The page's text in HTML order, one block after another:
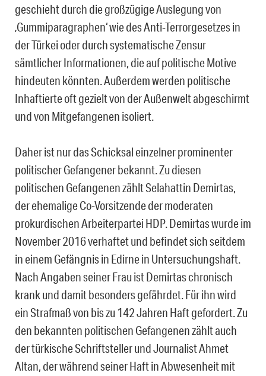
geschieht durch die großzügige Auslegung von
‚Gummiparagraphen‘ wie des Anti-Terrorgesetzes in
der Türkei oder durch systematische Zensur
sämtlicher Informationen, die auf politische Motive
hindeuten könnten. Außerdem werden politische
Inhaftierte oft gezielt von der Außenwelt abgeschirmt
und von Mitgefangenen isoliert.
Daher ist nur das Schicksal einzelner prominenter
politischer Gefangener bekannt. Zu diesen
politischen Gefangenen zählt Selahattin Demirtas,
der ehemalige Co-Vorsitzende der moderaten
prokurdischen Arbeiterpartei HDP. Demirtas wurde im
November 2016 verhaftet und befindet sich seitdem
in einem Gefängnis in Edirne in Untersuchungshaft.
Nach Angaben seiner Frau ist Demirtas chronisch
krank und damit besonders gefährdet. Für ihn wird
ein Strafmaß von bis zu 142 Jahren Haft gefordert. Zu
den bekannten politischen Gefangenen zählt auch
der türkische Schriftsteller und Journalist Ahmet
Altan, der während seiner Haft in Abwesenheit mit